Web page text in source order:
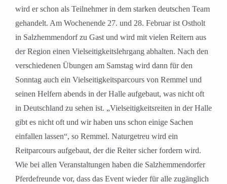
wird er schon als Teilnehmer in dem starken deutschen Team
gehandelt. Am Wochenende 27. und 28. Februar ist Ostholt
in Salzhemmendorf zu Gast und wird mit vielen Reitern aus
der Region einen Vielseitigkeitslehrgang abhalten. Nach den
verschiedenen Übungen am Samstag wird dann für den
Sonntag auch ein Vielseitigkeitsparcours von Remmel und
seinen Helfern abends in der Halle aufgebaut, was nicht oft
in Deutschland zu sehen ist. „Vielseitigkeitsreiten in der Halle
gibt es nicht oft und wir haben uns schon einige Sachen
einfallen lassen“, so Remmel. Naturgetreu wird ein
Reitparcours aufgebaut, der die Reiter sicher fordern wird.
Wie bei allen Veranstaltungen haben die Salzhemmendorfer
Pferdefreunde vor, dass das Event wieder für alle zugänglich